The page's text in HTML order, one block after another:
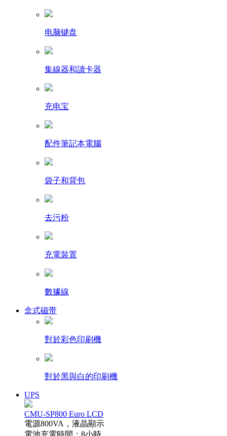
电脑键盘
集線器和讀卡器
充电宝
配件筆記本電腦
袋子和背包
去污粉
充電裝置
數據線
盒式磁带
對於彩色印刷機
對於黑與白的印刷機
UPS
CMU-SP800 Euro LCD
電源800VA，液晶顯示
電池充電時間：8小時